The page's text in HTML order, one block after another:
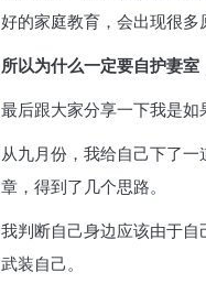
好的家庭教育，会出现很多
所以为什么一定要自护妻室
最后跟大家分享一下我是如
从九月份，我给自己下了
章，得到了几个思路。
我判断自己身边应该由于
武装自己。